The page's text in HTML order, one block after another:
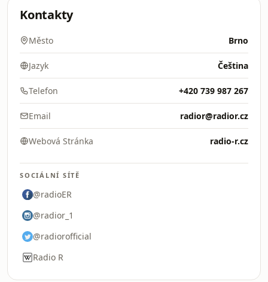
Kontakty
Město Brno
Jazyk Čeština
Telefon +420 739 987 267
Email radior@radior.cz
Webová Stránka radio-r.cz
SOCIÁLNÍ SÍTĚ
@radioER
@radior_1
@radiorofficial
Radio R